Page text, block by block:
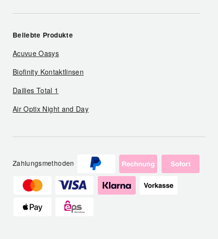
Beliebte Produkte
Acuvue Oasys
Biofinity Kontaktlinsen
Dailies Total 1
Air Optix Night and Day
Zahlungsmethoden